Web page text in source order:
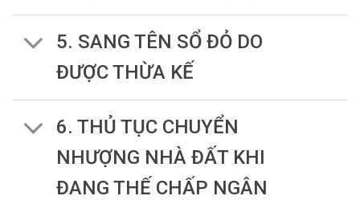
5. SANG TÊN SỔ ĐỎ DO
ĐƯỢC THỪA KẾ
6. THỦ TỤC CHUYỂN
NHƯỢNG NHÀ ĐẤT KHI
ĐANG THẾ CHẤP NGÂN